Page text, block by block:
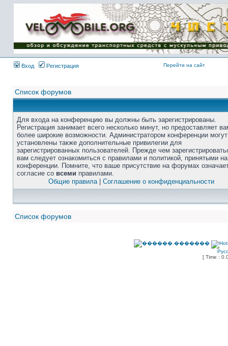
Вход Регистрация Перейти на сайт
Список форумов
Для входа на конференцию вы должны быть зарегистрированы.
Регистрация занимает всего несколько минут, но предоставляет
более широкие возможности. Администратором конференции
установлены также дополнительные привилегии для
зарегистрированных пользователей. Прежде чем
вам следует ознакомиться с правилами и политикой, принятыми на
конференции. Помните, что ваше присутствие на форумах
согласие со всеми правилами.
Общие правила| Соглашение о конфиденциальности
Список форумов
[ Time :